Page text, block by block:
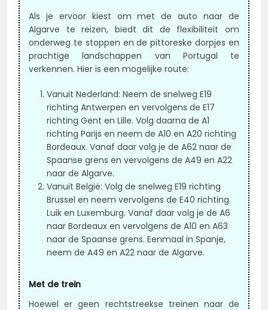
Als je ervoor kiest om met de auto naar de
Algarve te reizen, biedt dit de flexibiliteit om
onderweg te stoppen en de pittoreske dorpjes en
prachtige landschappen van Portugal te
verkennen. Hier is een mogelijke route:
Vanuit Nederland: Neem de snelweg E19
richting Antwerpen en vervolgens de E17
richting Gent en Lille. Volg daarna de A1
richting Parijs en neem de A10 en A20 richting
Bordeaux. Vanaf daar volg je de A62 naar de
Spaanse grens en vervolgens de A49 en A22
naar de Algarve.
Vanuit België: Volg de snelweg E19 richting
Brussel en neem vervolgens de E40 richting
Luik en Luxemburg. Vanaf daar volg je de A6
naar Bordeaux en vervolgens de A10 en A63
naar de Spaanse grens. Eenmaal in Spanje,
neem de A49 en A22 naar de Algarve.
Met de trein
Hoewel er geen rechtstreekse treinen naar de